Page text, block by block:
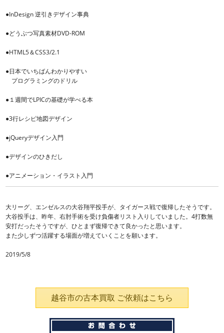
●InDesign 逆引きデザイン事典
●どうぶつ写真素材DVD-ROM
●HTML5＆CSS3/2.1
●日本でいちばんわかりやすい
プログラミングのドリル
●１週間でLPICの基礎が学べる本
●3行レシピ地図デザイン
●jQueryデザイン入門
●デザインのひきだし
●アニメーション・イラスト入門
大リーグ、エンゼルスの大谷翔平投手が、タイガース戦で復帰したそうです。
大谷投手は、昨年、右肘手術を受け負傷者リスト入りしていました。4打数無
安打だったそうですが、ひとまず復帰できて良かったと思います。
また少しずつ活躍する場面が増えていくことを願います。
2019/5/8
越谷市の古本買取 ご依頼はこちら